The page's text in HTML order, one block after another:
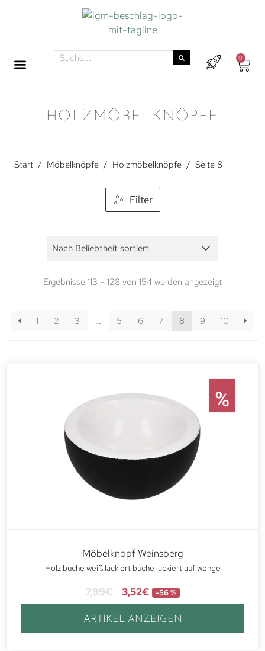
0
HOLZMÖBELKNÖPFE
Start / Möbelknöpfe / Holzmöbelknöpfe / Seite 8
Filter
Ergebnisse 113 – 128 von 154 werden angezeigt
1 2 3 … 5 6 7 8 9 10
Möbelknopf Weinsberg
Holz buche weiß lackiert buche lackiert auf wenge
7,99€ 3,52€ -56 %
ARTIKEL ANZEIGEN